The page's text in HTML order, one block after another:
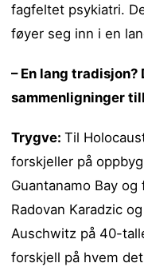
fagfeltet psykiatri.
føyer seg inn i en
– En lang
sammenligninger
Trygve:Til
forskjeller på
Guantanamo Bay
Radovan Karadzic
Auschwitz på 40-
forskjell på hvem